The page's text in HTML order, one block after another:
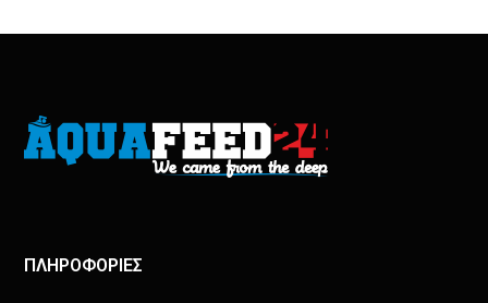
ΠΛΗΡΟΦΟΡΙΕΣ